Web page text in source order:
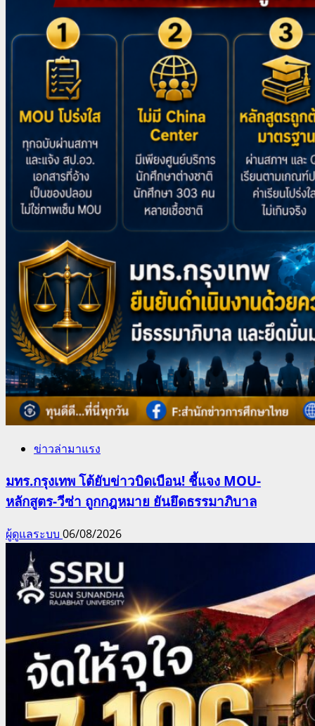
ข่าวล่ามาแรง
มทร.กรุงเทพ โต้ยับข่าวบิดเบือน! ชี้แจง MOU-
หลักสูตร-วีซ่า ถูกกฎหมาย ยันยึดธรรมาภิบาล
ผู้ดูแลระบบ 06/08/2026